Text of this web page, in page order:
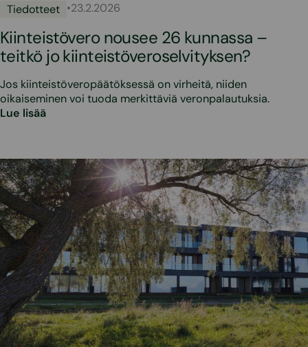
Tiedotteet •23.2.2026
Kiinteistövero nousee 26 kunnassa –
teitkö jo kiinteistöveroselvityksen?
Jos kiinteistöveropäätöksessä on virheitä, niiden
oikaiseminen voi tuoda merkittäviä veronpalautuksia.
Lue lisää